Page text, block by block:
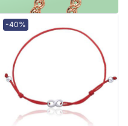
-40%